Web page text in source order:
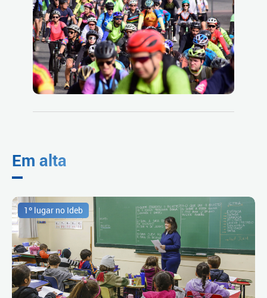
Em alta
1º lugar no Ideb